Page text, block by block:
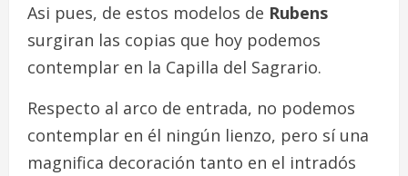
Asi pues, de estos modelos de Rubens
surgiran las copias que hoy podemos
contemplar en la Capilla del Sagrario.
Respecto al arco de entrada, no podemos
contemplar en él ningún lienzo, pero sí una
magnifica decoración tanto en el intradós